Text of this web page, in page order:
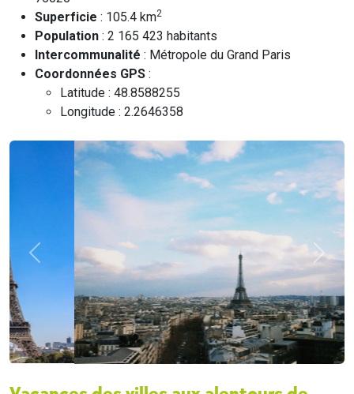
Superficie : 105.4 km2
Population : 2 165 423 habitants
Intercommunalité : Métropole du Grand Paris
Coordonnées GPS :
Latitude : 48.8588255
Longitude : 2.2646358
Précédent